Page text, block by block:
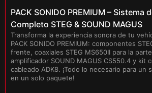
PACK SONIDO PREMIUM – Sistema
Completo STEG & SOUND MAGUS
Transforma la experiencia sonora de tu
PACK SONIDO PREMIUM: componentes
frente, coaxiales STEG MS650II para la
amplificador SOUND MAGUS CS550.4 y kit
cableado ADK8. ¡Todo lo necesario para un
en un solo paquete!